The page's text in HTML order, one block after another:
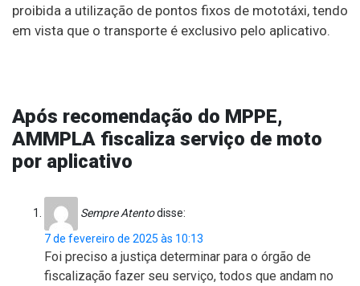
proibida a utilização de pontos fixos de mototáxi, tendo
em vista que o transporte é exclusivo pelo aplicativo.
Após recomendação do MPPE,
AMMPLA fiscaliza serviço de moto
por aplicativo
Sempre Atentodisse:
7 de fevereiro de 2025 às 10:13
Foi preciso a justiça determinar para o órgão de
fiscalização fazer seu serviço, todos que andam no